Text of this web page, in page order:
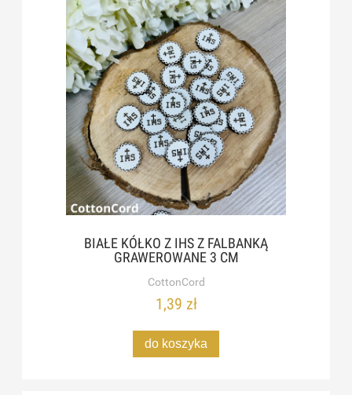
BIAŁE KÓŁKO Z IHS Z FALBANKĄ
GRAWEROWANE 3 CM
CottonCord
1,39 zł
do koszyka